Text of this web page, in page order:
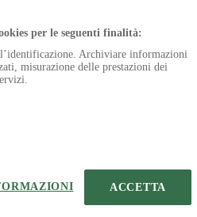
- ITALY
per le seguenti finalità:
Archiviare informazioni
misurazione delle prestazioni dei
ACCETTA